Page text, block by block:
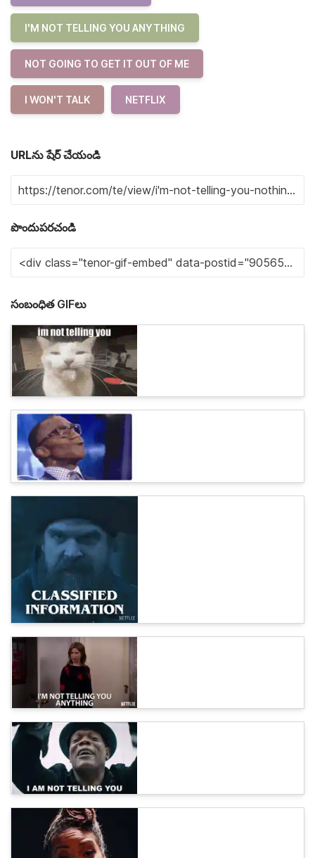
I'M NOT TELLING YOU ANYTHING
NOT GOING TO GET IT OUT OF ME
I WON'T TALK NETFLIX
URLను షేర్ చేయండి
పొందుపరచండి
సంబంధిత GIFలు